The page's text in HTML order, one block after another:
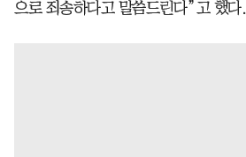
으로 죄송하다고 말씀드린다”고 했다.